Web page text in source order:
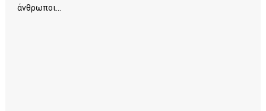
άνθρωποι...